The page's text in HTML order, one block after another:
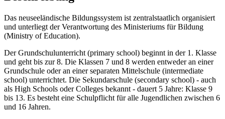
Das neuseeländische Bildungssystem ist zentralstaatlich organisiert
und unterliegt der Verantwortung des Ministeriums für Bildung
(Ministry of Education).
Der Grundschulunterricht (primary school) beginnt in der 1. Klasse
und geht bis zur 8. Die Klassen 7 und 8 werden entweder an einer
Grundschule oder an einer separaten Mittelschule (intermediate
school) unterrichtet. Die Sekundarschule (secondary school) - auch
als High Schools oder Colleges bekannt - dauert 5 Jahre: Klasse 9
bis 13. Es besteht eine Schulpflicht für alle Jugendlichen zwischen 6
und 16 Jahren.